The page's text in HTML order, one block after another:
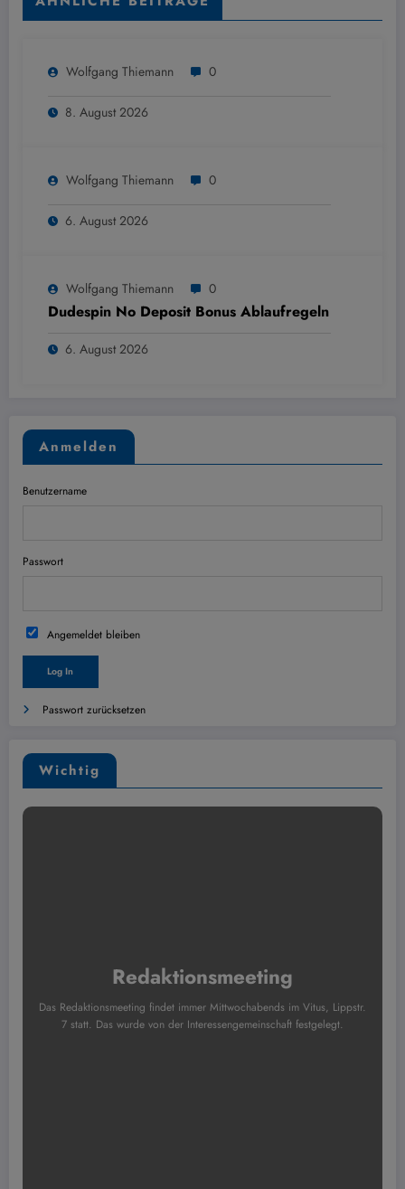
Wolfgang Thiemann 0
8. August 2026
Wolfgang Thiemann 0
6. August 2026
Wolfgang Thiemann 0
Dudespin No Deposit Bonus Ablaufregeln
6. August 2026
Anmelden
Benutzername
Passwort
Angemeldet bleiben
Passwort zurücksetzen
Wichtig
Redaktionsmeeting
Das Redaktionsmeeting findet immer Mittwochabends im Vitus, Lippstr.
7 statt. Das wurde von der Interessengemeinschaft festgelegt.